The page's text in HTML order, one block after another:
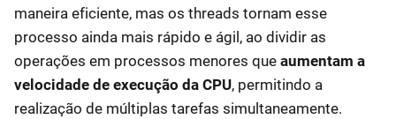
maneira eficiente, mas os threads tornam esse
processo ainda mais rápido e ágil, ao dividir as
operações em processos menores que aumentam a
velocidade de execução da CPU, permitindo a
realização de múltiplas tarefas simultaneamente.